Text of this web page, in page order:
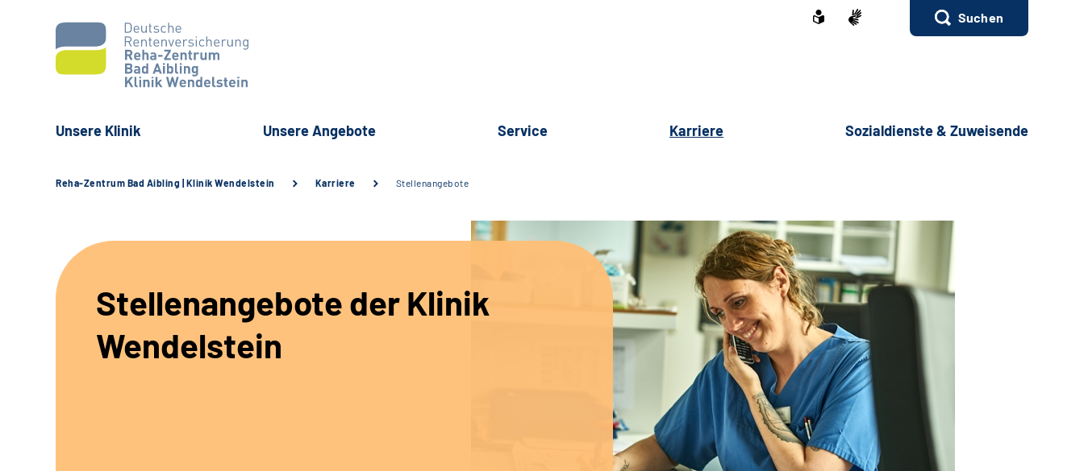
Suchen
Unsere Klinik Unsere Angebote Service Karriere Sozialdienste & Zuweisende
Reha-Zentrum Bad Aibling | Klinik Wendelstein Karriere Stellenangebote
Stellenangebote der Klinik
Wendelstein